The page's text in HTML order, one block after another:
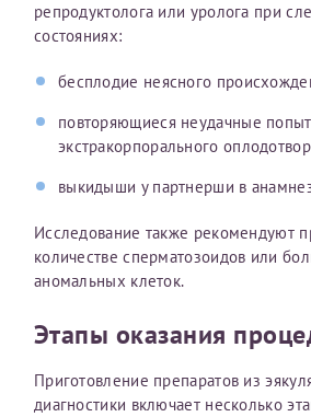
репродуктолога или уролога при
состояниях:
бесплодие неясного
повторяющиеся неудачные
экстракорпорального
выкидыши у партнерши в
Исследование также рекомендуют
количестве сперматозоидов или
аномальных клеток.
Этапы оказания
Приготовление препаратов из
диагностики включает несколько
Имя*
Отчество*
налогоплательщик, тот, кто будет
За год/годы